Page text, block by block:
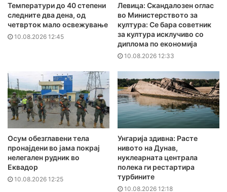
Температури до 40 степени
следните два дена, од
четврток мало освежување
10.08.2026 12:45
Левица: Скандалозен оглас
во Министерството за
култура: Се бара советник
за култура исклучиво со
диплома по економија
10.08.2026 12:33
Осум обезглавени тела
пронајдени во јама покрај
нелегален рудник во
Еквадор
10.08.2026 12:25
Унгарија здивна: Расте
нивото на Дунав,
нуклеарната централа
полека ги рестартира
турбините
10.08.2026 12:18